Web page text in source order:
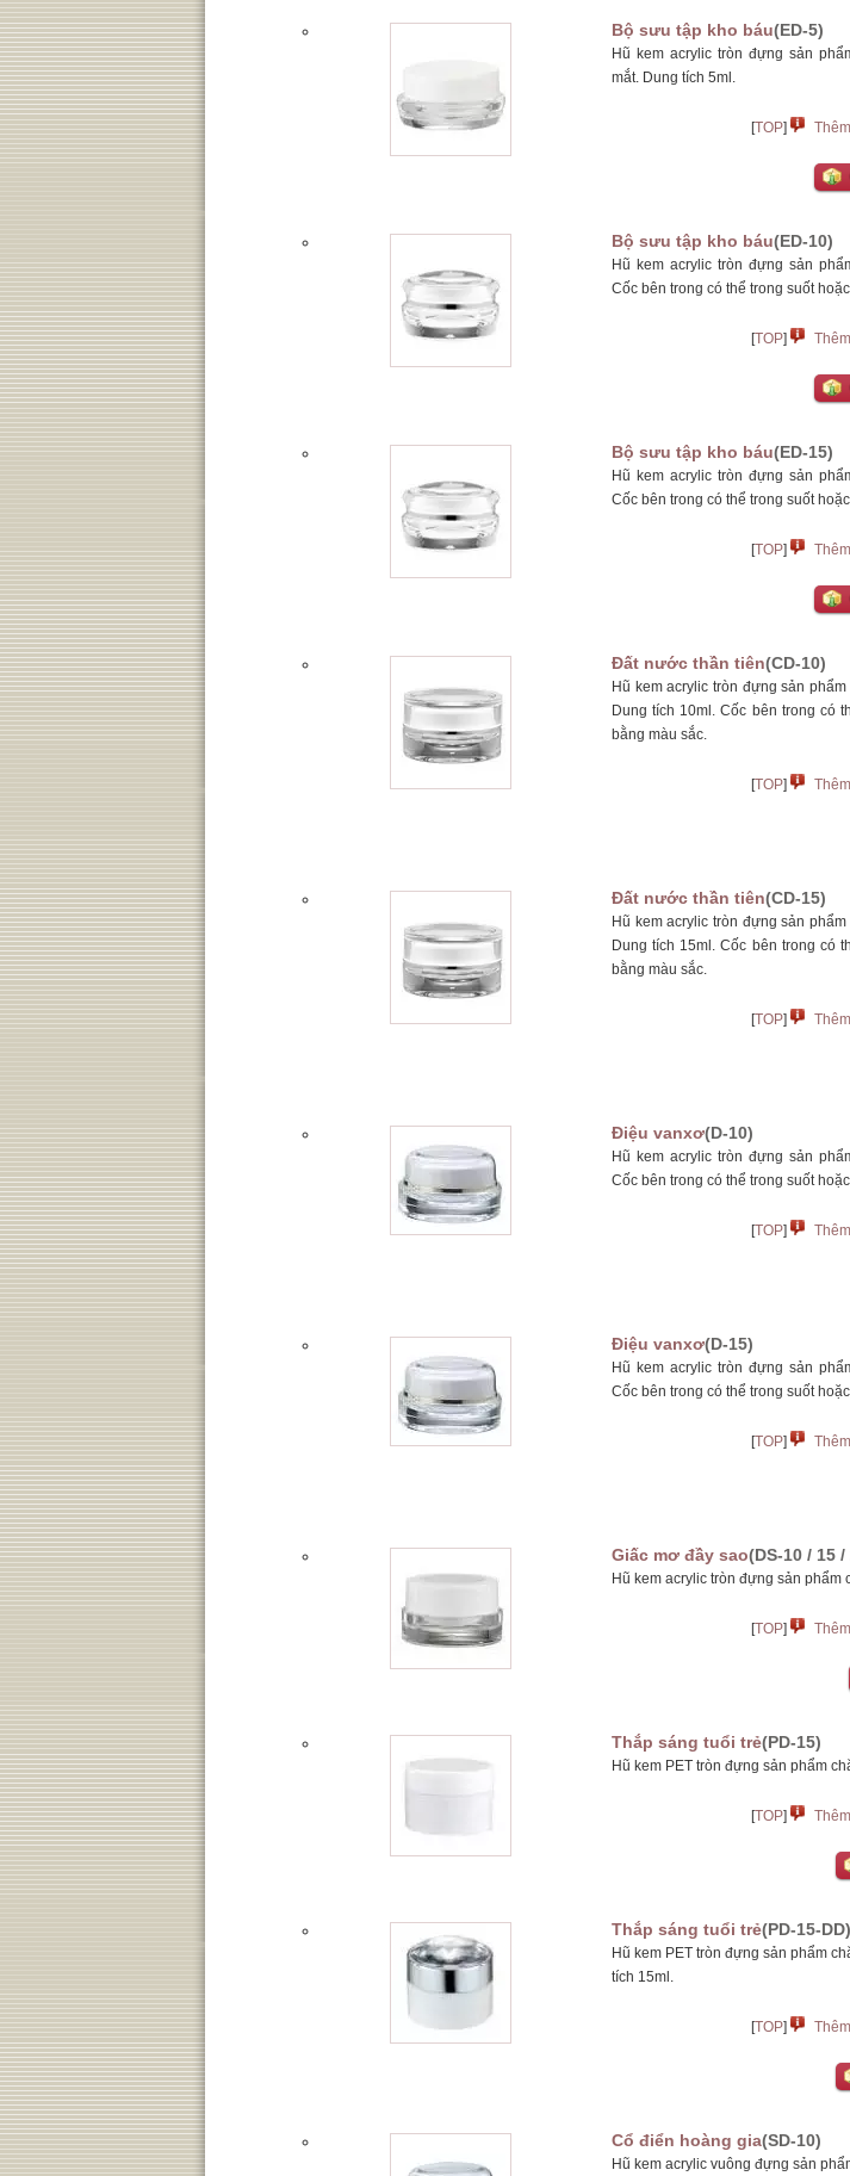
Bộ sưu tập kho báu(ED-5)
Hũ kem acrylic tròn đựng sản
mắt. Dung tích 5ml.
[TOP]
Bộ sưu tập kho báu(ED-10)
Hũ kem acrylic tròn đựng sản
Cốc bên trong có thể trong suốt
[TOP]
Bộ sưu tập kho báu(ED-15)
Hũ kem acrylic tròn đựng sản
Cốc bên trong có thể trong suốt
[TOP]
Đất nước thần tiên(CD-10)
Hũ kem acrylic tròn đựng sản
Dung tích 10ml. Cốc bên trong có
bằng màu sắc.
[TOP]
Đất nước thần tiên(CD-15)
Hũ kem acrylic tròn đựng sản
Dung tích 15ml. Cốc bên trong có
bằng màu sắc.
[TOP]
Điệu vanxơ(D-10)
Hũ kem acrylic tròn đựng sản
Cốc bên trong có thể trong suốt
[TOP]
Điệu vanxơ(D-15)
Hũ kem acrylic tròn đựng sản
Cốc bên trong có thể trong suốt
[TOP]
Giấc mơ đầy sao(DS-10 / 15 /
Hũ kem acrylic tròn đựng sản phẩm
[TOP]
Thắp sáng tuổi trẻ(PD-15)
Hũ kem PET tròn đựng sản phẩm
[TOP]
Thắp sáng tuổi trẻ(PD-15-DD)
Hũ kem PET tròn đựng sản phẩm
tích 15ml.
[TOP]
Cổ điển hoàng gia(SD-10)
Hũ kem acrylic vuông đựng sản